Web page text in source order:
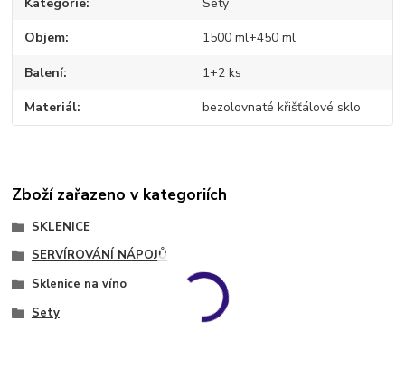
Objem 1500 ml+450 ml
Balení 1+2 ks
Materiál bezolovnaté křišťálové sklo
Zboží zařazeno v kategoriích
SKLENICE
SERVÍROVÁNÍ NÁPOJŮ
Sklenice na víno
Sety